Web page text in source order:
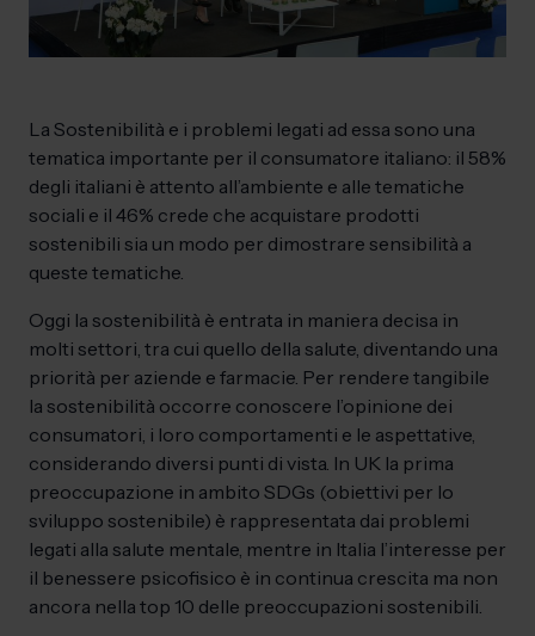
La Sostenibilità e i problemi legati ad essa sono una
tematica importante per il consumatore italiano: il 58%
degli italiani è attento all’ambiente e alle tematiche
sociali e il 46% crede che acquistare prodotti
sostenibili sia un modo per dimostrare sensibilità a
queste tematiche.
Oggi la sostenibilità è entrata in maniera decisa in
molti settori, tra cui quello della salute, diventando una
priorità per aziende e farmacie. Per rendere tangibile
la sostenibilità occorre conoscere l’opinione dei
consumatori, i loro comportamenti e le aspettative,
considerando diversi punti di vista. In UK la prima
preoccupazione in ambito SDGs (obiettivi per lo
sviluppo sostenibile) è rappresentata dai problemi
legati alla salute mentale, mentre in Italia l’interesse per
il benessere psicofisico è in continua crescita ma non
ancora nella top 10 delle preoccupazioni sostenibili.